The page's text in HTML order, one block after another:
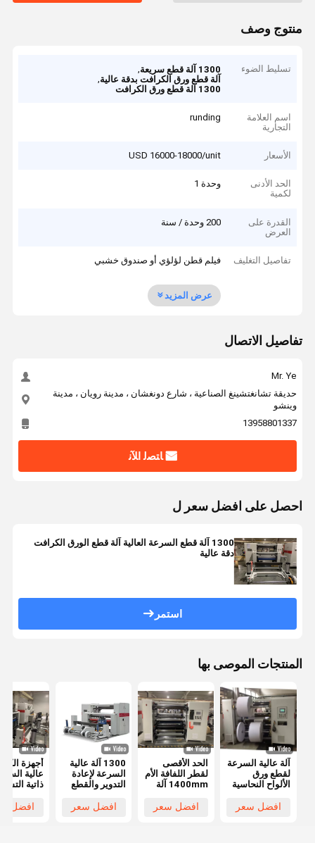
منتوج وصف
تسليط الضوء 1300 آلة قطع سريعة
,
آلة قطع ورق الكرافت بدقة عالية,
1300 آلة قطع ورق الكرافت
اسم العلامة
التجارية
runding
الأسعار USD 16000-18000/unit
الحد الأدنى
لكمية
وحدة 1
القدرة على
العرض
200 وحدة / سنة
تفاصيل التغليف فيلم قطن لؤلؤي أو صندوق خشبي
عرض المزيد
تفاصيل الاتصال
Mr. Ye
حديقة تشانغتشينغ الصناعية ، شارع دونغشان ، مدينة رويان ، مدينة
وينشو
13958801337
ﺎﺘﺼﻟ ﺍﻶﻧ
احصل على افضل سعر ل
1300 آلة قطع السرعة العالية آلة قطع الورق الكرافت
دقة عالية
استمر
المنتجات الموصى بها
آلة عالية السرعة
لقطع ورق
الألواح النحاسية
سرعة قطع
افضل سعر
الحد الأقصى
لقطر اللفافة الأم
1400mm آلة
الكرافت عالية
افضل سعر
1300 آلة عالية
السرعة لإعادة
التدوير والقطع
آلة قطع عالية
افضل سعر
أجهزة
عالية
ذاتية
النحاس،
افضل